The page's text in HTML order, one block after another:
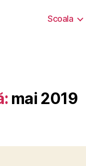
Scoala
mai 2019